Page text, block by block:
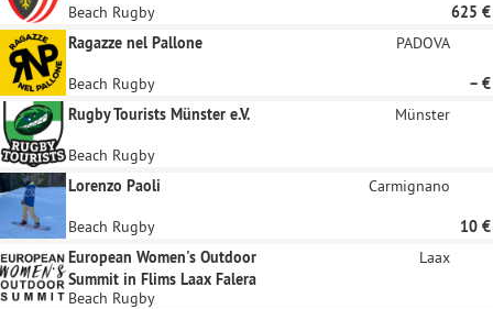
Beach Rugby
625 €
Ragazze nel Pallone
PADOVA
Beach Rugby
– €
Rugby Tourists Münster e.V.
Münster
Beach Rugby
Lorenzo Paoli
Carmignano
Beach Rugby
10 €
European Women's Outdoor
Summit in Flims Laax Falera
Laax
Beach Rugby